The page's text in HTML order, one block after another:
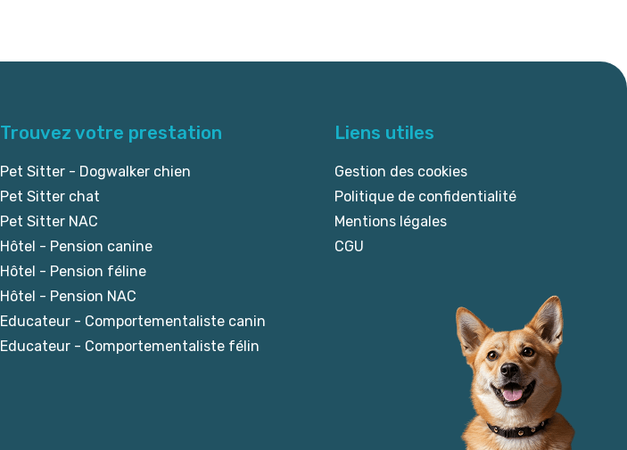
Trouvez votre prestation
Pet Sitter - Dogwalker chien
Pet Sitter chat
Pet Sitter NAC
Hôtel - Pension canine
Hôtel - Pension féline
Hôtel - Pension NAC
Educateur - Comportementaliste canin
Educateur - Comportementaliste félin
Liens utiles
Gestion des cookies
Politique de confidentialité
Mentions légales
CGU